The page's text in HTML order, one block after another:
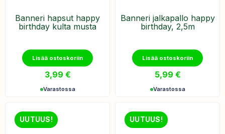
Banneri hapsut happy
birthday kulta musta
Lisää ostoskoriin
3,99 €
Varastossa
Banneri jalkapallo happy
birthday, 2,5m
Lisää ostoskoriin
5,99 €
Varastossa
UUTUUS! UUTUUS!